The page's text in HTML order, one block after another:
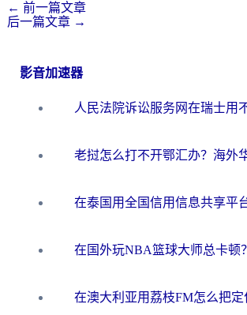
← 前一篇文章
后一篇文章 →
影音加速器